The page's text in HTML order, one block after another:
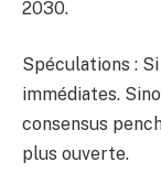
2030.
Spéculations :
immédiates.
consensus
plus ouverte.